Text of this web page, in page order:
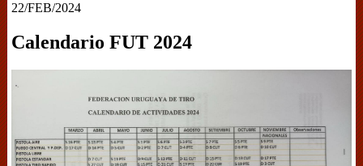
22/FEB/2024
Calendario FUT 2024